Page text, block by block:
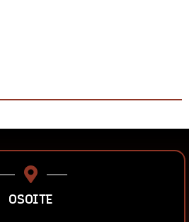
OSOITE